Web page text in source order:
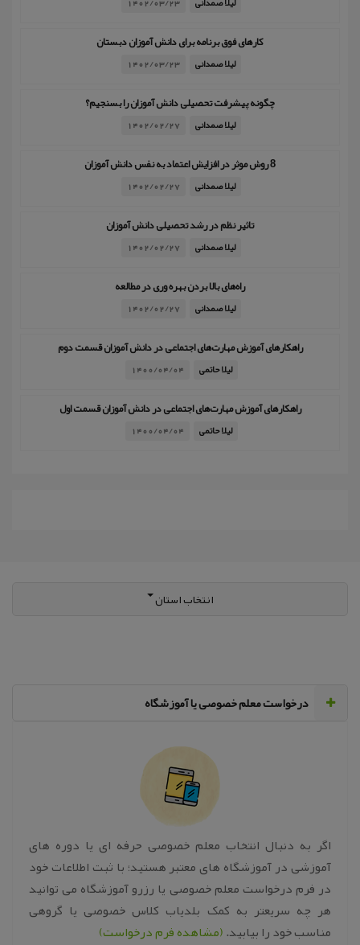
کارهای فوق برنامه برای دانش آموزان دبستان
لیلا صمدانی 1402/03/23
چگونه پیشرفت تحصیلی دانش آموزان را بسنجیم؟
لیلا صمدانی 1402/02/27
8 روش موثر در افزایش اعتماد به نفس دانش آموزان
لیلا صمدانی 1402/02/27
تاثیر نظم در رشد تحصیلی دانش آموزان
لیلا صمدانی 1402/02/27
راه‌های بالا بردن بهره وری در مطالعه
لیلا صمدانی 1402/02/27
راهکارهای آموزش مهارت‌های اجتماعی در دانش آموزان قسمت دوم
لیلا حاتمی 1400/04/04
راهکارهای آموزش مهارت‌های اجتماعی در دانش آموزان قسمت اول
لیلا حاتمی 1400/04/04
انتخاب استان
‌درخواست معلم خصوصی یا آموزشگاه
اگر به دنبال انتخاب معلم خصوصی حرفه ای یا دوره های
آموزشی در آموزشگاه های معتبر هستید؛ با ثبت اطلاعات خود
در فرم درخواست معلم خصوصی یا رزرو آموزشگاه می توانید
هر چه سریعتر به کمک بلدیاب کلاس خصوصی یا گروهی
مناسب خود را بیابید.(مشاهده فرم درخواست)